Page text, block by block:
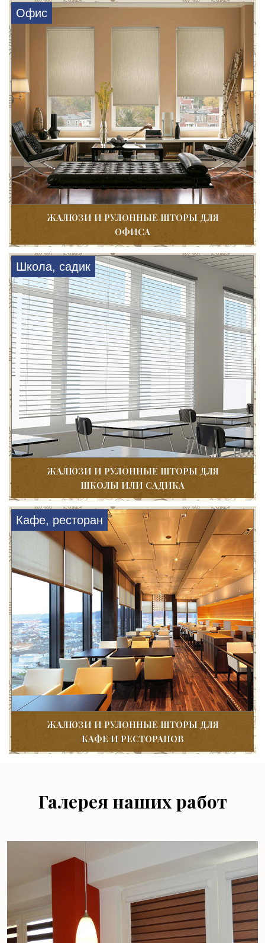
Офис
ЖАЛЮЗИ И РУЛОННЫЕ ШТОРЫ ДЛЯ
ОФИСА
Школа, садик
ЖАЛЮЗИ И РУЛОННЫЕ ШТОРЫ ДЛЯ
ШКОЛЫ ИЛИ САДИКА
Кафе, ресторан
ЖАЛЮЗИ И РУЛОННЫЕ ШТОРЫ ДЛЯ
КАФЕ И РЕСТОРАНОВ
Галерея наших работ